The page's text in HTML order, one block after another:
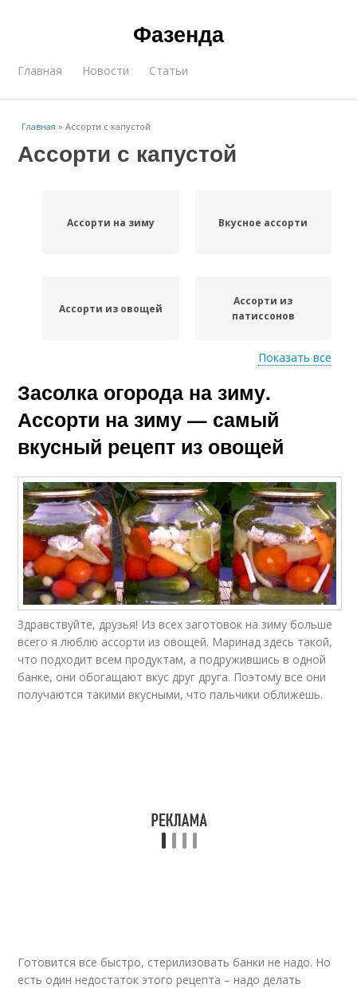
Фазенда
Главная Новости Статьи
Главная »Ассорти с капустой
Ассорти с капустой
Ассорти на зиму Вкусное ассорти
Ассорти из овощей
Ассорти из
патиссонов
Ассорти из огурцов Овощное ассорти
овощей
капустой
Капуста без
стерилизации
Ассорти из цветной
капусты
Томаты с цветной
капустой
Показать все
Засолка огорода на зиму.
Ассорти на зиму — самый
вкусный рецепт из овощей
Здравствуйте, друзья! Из всех заготовок на зиму больше
всего я люблю ассорти из овощей. Маринад здесь такой,
что подходит всем продуктам, а подружившись в одной
банке, они обогащают вкус друг друга. Поэтому все они
получаются такими вкусными, что пальчики оближешь.
Готовится все быстро, стерилизовать банки не надо. Но
есть один недостаток этого рецепта – надо делать